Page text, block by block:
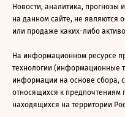
Новости, аналитика, прогнозы
на данном сайте, не являются
или продаже каких-либо
На информационном ресурсе
технологии (информационные
информации на основе сбора,
относящихся к предпочтениям
находящихся на территории